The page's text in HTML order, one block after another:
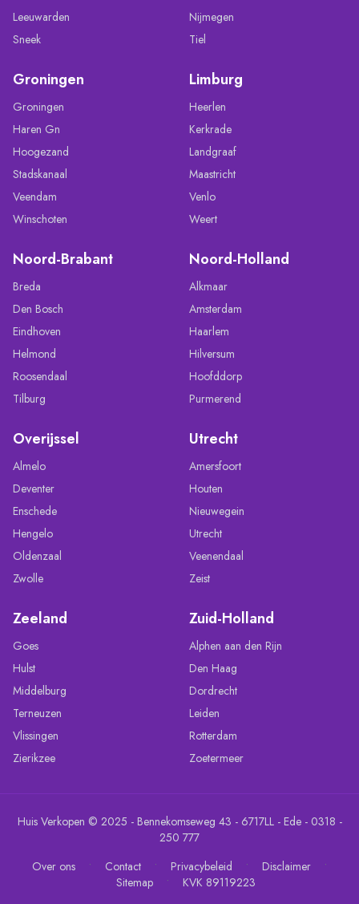
Leeuwarden
Sneek
Nijmegen
Tiel
Groningen
Groningen
Haren Gn
Hoogezand
Stadskanaal
Veendam
Winschoten
Limburg
Heerlen
Kerkrade
Landgraaf
Maastricht
Venlo
Weert
Noord-Brabant
Breda
Den Bosch
Eindhoven
Helmond
Roosendaal
Tilburg
Noord-Holland
Alkmaar
Amsterdam
Haarlem
Hilversum
Hoofddorp
Purmerend
Overijssel
Almelo
Deventer
Enschede
Hengelo
Oldenzaal
Zwolle
Utrecht
Amersfoort
Houten
Nieuwegein
Utrecht
Veenendaal
Zeist
Zeeland
Goes
Hulst
Middelburg
Terneuzen
Vlissingen
Zierikzee
Zuid-Holland
Alphen aan den Rijn
Den Haag
Dordrecht
Leiden
Rotterdam
Zoetermeer
Huis Verkopen © 2025 - Bennekomseweg 43 - 6717LL - Ede - 0318 -
250 777
Over ons
• Contact • Privacybeleid • Disclaimer •
Sitemap • KVK 89119223